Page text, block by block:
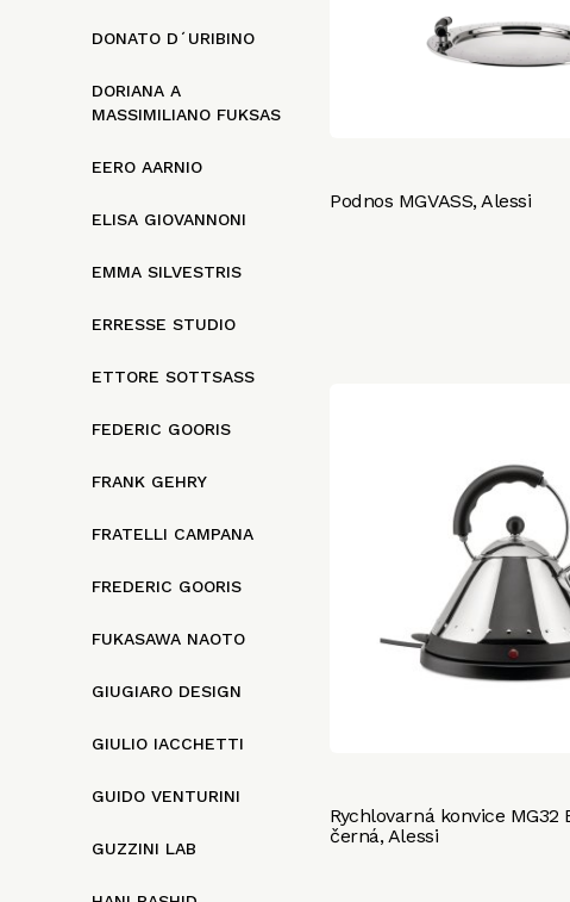
DONATO D´URIBINO
DORIANA A
MASSIMILIANO FUKSAS
EERO AARNIO
ELISA GIOVANNONI
EMMA SILVESTRIS
ERRESSE STUDIO
ETTORE SOTTSASS
FEDERIC GOORIS
FRANK GEHRY
FRATELLI CAMPANA
FREDERIC GOORIS
FUKASAWA NAOTO
GIUGIARO DESIGN
GIULIO IACCHETTI
GUIDO VENTURINI
GUZZINI LAB
Podnos MGVASS, Alessi
Rychlovarná konvice MG32
černá, Alessi